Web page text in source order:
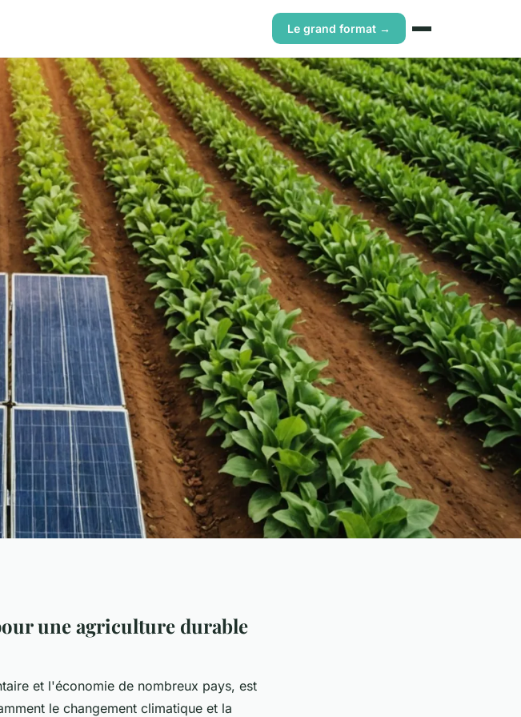
Le grand format →
une agriculture durable
et l'économie de nombreux pays, est
le changement climatique et la